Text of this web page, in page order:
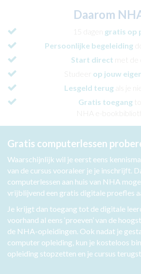
Daarom
15 dagen gratis op
Persoonlijke begeleiding
Start direct met de
Studeer op jouw
Lesgeld terug als je
Gratis toegang
NHA e-
Gratis computerlessen
Waarschijnlijk wil je eerst eens
van de cursus vooraleer je je inschrijft.
computerlessen aan huis van NHA
vrijblijvend een gratis digitale proefles
Je krijgt dan toegang tot de digitale
voorhand al eens ‘proeven’ van de
de NHA-opleidingen. Ook nadat je
computer opleiding, kun je kosteloos
opleiding stopzetten en je cursus